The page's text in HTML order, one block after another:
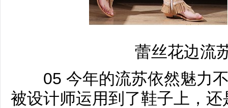
蕾丝花边流
05 今年的流苏依然魅力不
被设计师运用到了鞋子上，